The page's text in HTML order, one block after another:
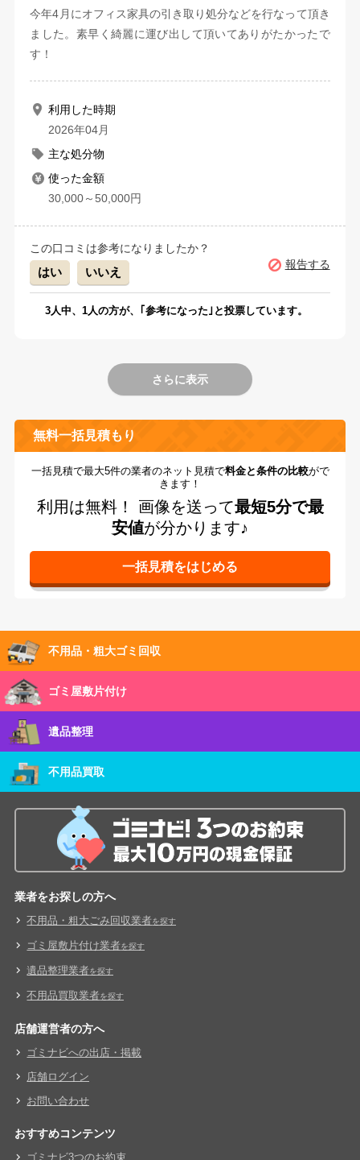
今年4月にオフィス家具の引き取り処分などを行なって頂き
ました。素早く綺麗に運び出して頂いてありがたかったで
す！
利用した時期
2026年04月
主な処分物
使った金額
30,000～50,000円
この口コミは参考になりましたか？
はい いいえ
報告する
3人中、1人の方が、｢参考になった｣と投票しています。
さらに表示
無料一括見積もり
一括見積で最大5件の業者のネット見積で料金と条件の比較がで
きます！
利用は無料！ 画像を送って最短5分で最
安値が分かります♪
不用品・粗大ゴミ回収
ゴミ屋敷片付け
遺品整理
不用品買取
業者をお探しの方へ
不用品・粗大ごみ回収業者を探す
ゴミ屋敷片付け業者を探す
遺品整理業者を探す
不用品買取業者を探す
店舗運営者の方へ
ゴミナビへの出店・掲載
店舗ログイン
お問い合わせ
おすすめコンテンツ
ゴミナビ3つのお約束